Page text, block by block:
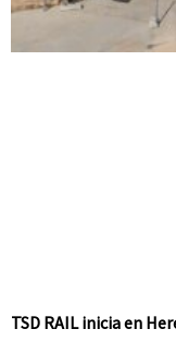
TSD RAIL inicia en